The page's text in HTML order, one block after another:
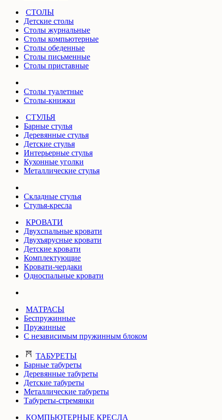
СТОЛЫ
Детские столы
Столы журнальные
Столы компьютерные
Столы обеденные
Столы письменные
Столы приставные
Столы туалетные
Столы-книжки
СТУЛЬЯ
Барные стулья
Деревянные стулья
Детские стулья
Интерьерные стулья
Кухонные уголки
Металлические стулья
Складные стулья
Стулья-кресла
КРОВАТИ
Двухспальные кровати
Двухъярусные кровати
Детские кровати
Комплектующие
Кровати-чердаки
Односпальные кровати
МАТРАСЫ
Беспружинные
Пружинные
С независимым пружинным блоком
ТАБУРЕТЫ
Барные табуреты
Деревянные табуреты
Детские табуреты
Металлические табуреты
Табуреты-стремянки
КОМПЬЮТЕРНЫЕ КРЕСЛА